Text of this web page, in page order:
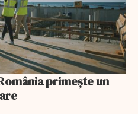
primește un